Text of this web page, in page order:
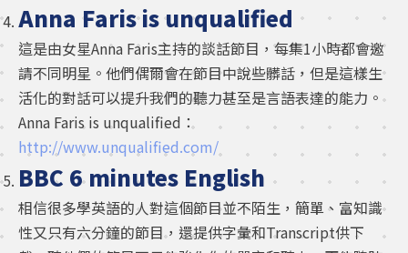
Anna Faris is unqualified
這是由女星Anna Faris主持的談話節目，每集1小時都會邀
請不同明星。他們偶爾會在節目中說些髒話，但是這樣生
活化的對話可以提升我們的聽力甚至是言語表達的能力。
Anna Faris is unqualified：
http://www.unqualified.com/
BBC 6 minutes English
相信很多學英語的人對這個節目並不陌生，簡單、富知識
性又只有六分鐘的節目，還提供字彙和Transcript供下